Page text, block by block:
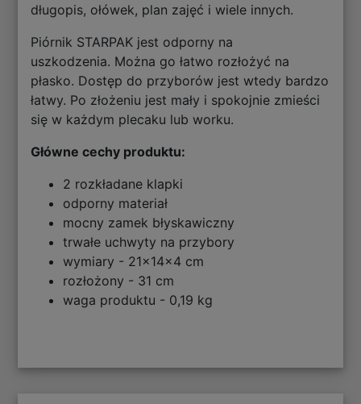
długopis, ołówek, plan zajęć i wiele innych.
Piórnik STARPAK jest odporny na
uszkodzenia. Można go łatwo rozłożyć na
płasko. Dostęp do przyborów jest wtedy bardzo
łatwy. Po złożeniu jest mały i spokojnie zmieści
się w każdym plecaku lub worku.
Główne cechy produktu:
2 rozkładane klapki
odporny materiał
mocny zamek błyskawiczny
trwałe uchwyty na przybory
wymiary - 21x14x4 cm
rozłożony - 31 cm
waga produktu - 0,19 kg